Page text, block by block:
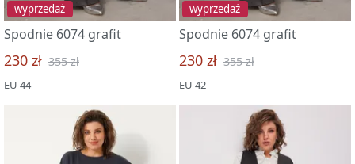
wyprzedaż
Spodnie 6074 grafit
230 zł 355 zł
EU 44
wyprzedaż
Spodnie 6074 grafit
230 zł 355 zł
EU 42